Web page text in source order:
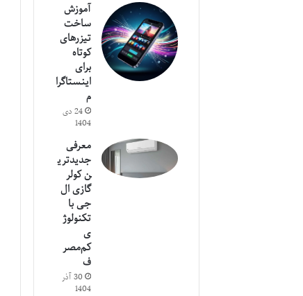
آموزش
ساخت
تیزرهای
کوتاه
برای
اینستاگرا
م
24 دی
1404
معرفی
جدیدتری
ن کولر
گازی ال
جی با
تکنولوژ
ی
کم‌مصر
ف
30 آذر
1404